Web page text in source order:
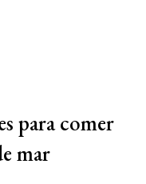
para comer
mar